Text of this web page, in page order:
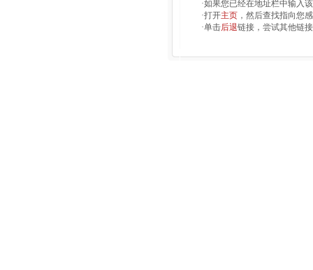
·如果您已经在地址栏中输入
·打开主页 ，然后查找指向您
·单击后退链接，尝试其他链